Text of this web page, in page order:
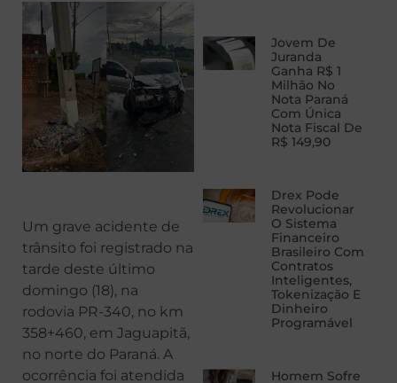
Um grave acidente de
trânsito foi registrado na
tarde deste último
domingo (18), na
rodovia PR-340, no km
358+460, em Jaguapitã,
no norte do Paraná. A
ocorrência foi atendida
Jovem De
Juranda
Ganha R$ 1
Milhão No
Nota Paraná
Com Única
Nota Fiscal De
R$ 149,90
Drex Pode
Revolucionar
O Sistema
Financeiro
Brasileiro Com
Contratos
Inteligentes,
Tokenização E
Dinheiro
Programável
Homem Sofre